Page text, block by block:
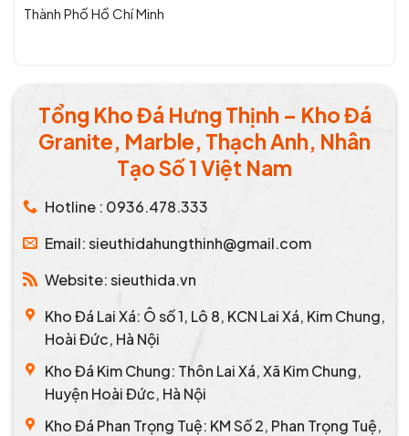
Thành Phố Hồ Chí Minh
Tổng Kho Đá Hưng Thịnh – Kho Đá
Granite, Marble, Thạch Anh, Nhân
Tạo Số 1 Việt Nam
Hotline : 0936.478.333
Email: sieuthidahungthinh@gmail.com
Website: sieuthida.vn
Kho Đá Lai Xá: Ô số 1, Lô 8, KCN Lai Xá, Kim Chung,
Hoài Đức, Hà Nội
Kho Đá Kim Chung: Thôn Lai Xá, Xã Kim Chung,
Huyện Hoài Đức, Hà Nội
Kho Đá Phan Trọng Tuệ: KM Số 2, Phan Trọng Tuệ,